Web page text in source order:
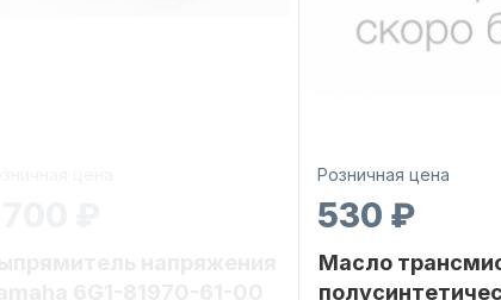
Розничная цена
530 ₽
Масло